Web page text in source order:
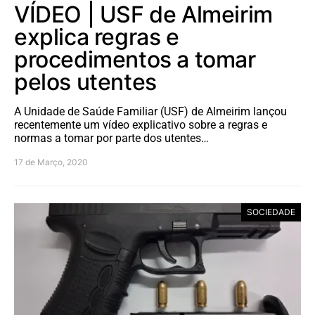
VÍDEO | USF de Almeirim
explica regras e
procedimentos a tomar
pelos utentes
A Unidade de Saúde Familiar (USF) de Almeirim lançou
recentemente um vídeo explicativo sobre a regras e
normas a tomar por parte dos utentes…
17 de Março, 2020
SOCIEDADE